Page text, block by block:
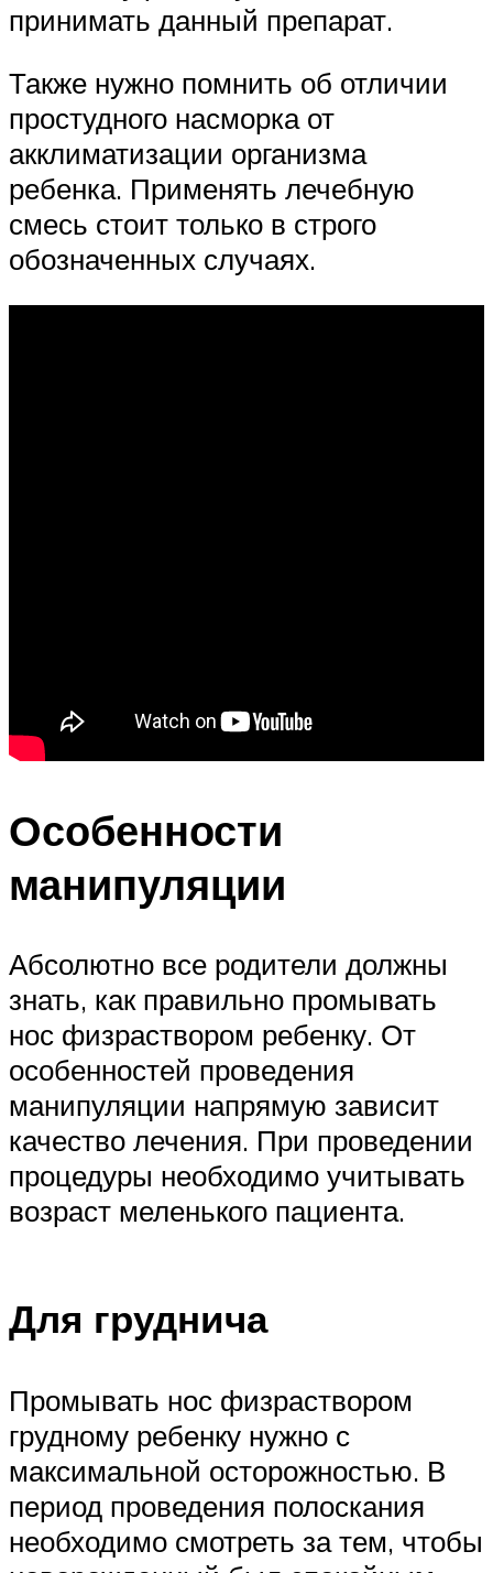
принимать данный препарат.
Также нужно помнить об отличии
простудного насморка от
акклиматизации организма
ребенка. Применять лечебную
смесь стоит только в строго
обозначенных случаях.
Особенности
манипуляции
Абсолютно все родители должны
знать, как правильно промывать
нос физраствором ребенку. От
особенностей проведения
манипуляции напрямую зависит
качество лечения. При проведении
процедуры необходимо учитывать
возраст меленького пациента.
Для груднича
Промывать нос физраствором
грудному ребенку нужно с
максимальной осторожностью. В
период проведения полоскания
необходимо смотреть за тем, чтобы